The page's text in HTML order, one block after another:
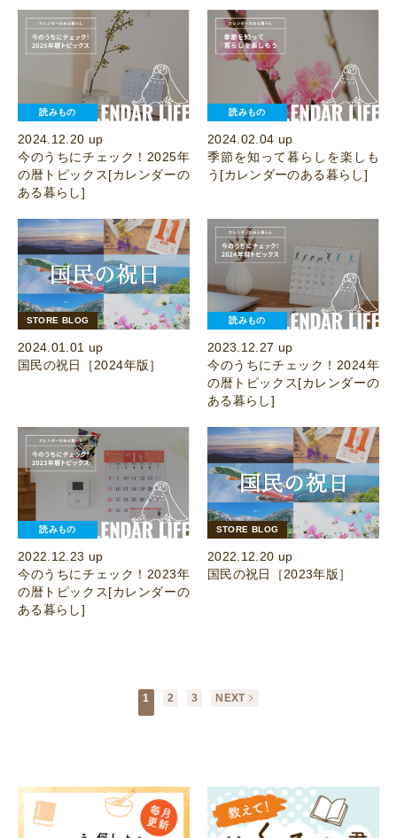
読みもの
2024.12.20 up
今のうちにチェック！2025年
の暦トピックス[カレンダーの
ある暮らし]
読みもの
2024.02.04 up
季節を知って暮らしを楽しも
う[カレンダーのある暮らし]
STORE BLOG
2024.01.01 up
国民の祝日［2024年版］
読みもの
2023.12.27 up
今のうちにチェック！2024年
の暦トピックス[カレンダーの
ある暮らし]
読みもの
2022.12.23 up
今のうちにチェック！2023年
の暦トピックス[カレンダーの
ある暮らし]
STORE BLOG
2022.12.20 up
国民の祝日［2023年版］
1 2 3 NEXT